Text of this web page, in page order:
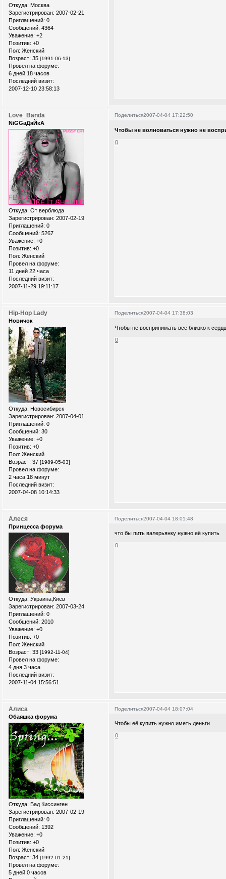
Откуда: Москва
Зарегистрирован: 2007-02-21
Приглашений: 0
Сообщений: 4364
Уважение: +2
Позитив: +0
Пол: Женский
Возраст: 35 [1991-06-13]
Провел на форуме:
6 дней 18 часов
Последний визит:
2007-12-10 23:58:13
Поделиться2007-04-04 17:22:50
Love_Banda
NiGGaДяЙкА
Откуда: От верблюда
Зарегистрирован: 2007-02-19
Приглашений: 0
Сообщений: 5267
Уважение: +0
Позитив: +0
Пол: Женский
Провел на форуме:
11 дней 22 часа
Последний визит:
2007-11-29 19:11:17
Чтобы не волноваться нужно не
0
Поделиться2007-04-04 17:38:03
Hip-Hop Lady
Новичок
Откуда: Новосибирск
Зарегистрирован: 2007-04-01
Приглашений: 0
Сообщений: 30
Уважение: +0
Позитив: +0
Пол: Женский
Возраст: 37 [1989-05-03]
Провел на форуме:
2 часа 18 минут
Последний визит:
2007-04-08 10:14:33
Чтобы не воспринимать все близко к
0
Поделиться2007-04-04 18:01:48
Алеся
Принцесса форума
Откуда: Украина,Киев
Зарегистрирован: 2007-03-24
Приглашений: 0
Сообщений: 2010
Уважение: +0
Позитив: +0
Пол: Женский
Возраст: 33 [1992-11-04]
Провел на форуме:
4 дня 3 часа
Последний визит:
2007-11-04 15:56:51
что бы пить валерьянку нужно её купить
0
Поделиться2007-04-04 18:07:04
Алиса
Обаяшка форума
Откуда: Бад Киссинген
Зарегистрирован: 2007-02-19
Приглашений: 0
Сообщений: 1392
Уважение: +0
Позитив: +0
Пол: Женский
Возраст: 34 [1992-01-21]
Провел на форуме:
5 дней 0 часов
Чтобы её купить нужно иметь деньги...
0